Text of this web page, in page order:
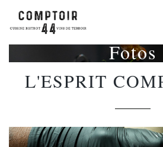
Fotos
L'ESPRIT